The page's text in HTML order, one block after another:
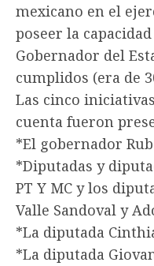
mexicano en el
poseer la
Gobernador del
cumplidos (era de
Las cinco
cuenta fueron
*El gobernador
*Diputadas y
PT Y MC y los
Valle Sandoval y
*La diputada
*La diputada